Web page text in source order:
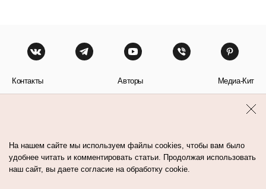
Контакты Авторы Медиа-Кит
На нашем сайте мы используем файлы cookies, чтобы вам было
удобнее читать и комментировать статьи. Продолжая использовать
наш сайт, вы даете согласие на обработку cookie.